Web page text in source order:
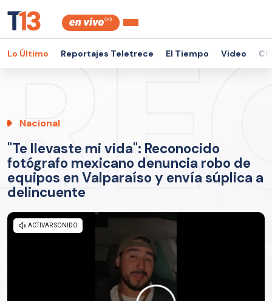
Lo Último Reportajes Teletrece El Tiempo Video
Nacional
"Te llevaste mi vida": Reconocido
fotógrafo mexicano denuncia robo de
equipos en Valparaíso y envía súplica a
delincuente